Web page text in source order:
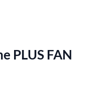
PLUS FAN